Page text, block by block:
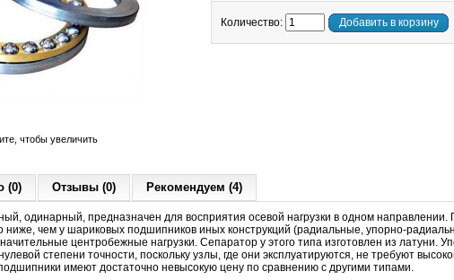
чтобы увеличить
Количество: Добавить в корзину
(0) Отзывы (0) Рекомендуем (4)
одинарный, предназначен для восприятия осевой нагрузки в одном направлении.
ниже, чем у шариковых подшипников иных конструкций (радиальные, упорно-
центробежные нагрузки. Сепаратор у этого типа изготовлен из латуни.
степени точности, поскольку узлы, где они эксплуатируются, не требуют
имеют достаточно невысокую цену по сравнению с другими типами.